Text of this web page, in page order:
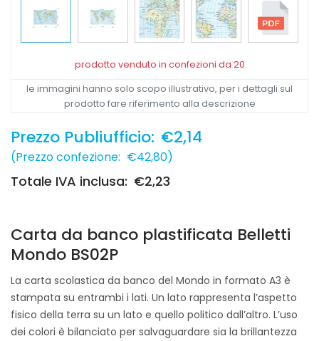
prodotto venduto in confezioni da 20
le immagini hanno solo scopo illustrativo, per i dettagli sul
prodotto fare riferimento alla descrizione
Prezzo Publiufficio: €2,14
(Prezzo confezione: €42,80)
Totale IVA inclusa: €2,23
Carta da banco plastificata Belletti
Mondo BS02P
La carta scolastica da banco del Mondo in formato A3 è
stampata su entrambi i lati. Un lato rappresenta l’aspetto
fisico della terra su un lato e quello politico dall’altro. L’uso
dei colori è bilanciato per salvaguardare sia la brillantezza